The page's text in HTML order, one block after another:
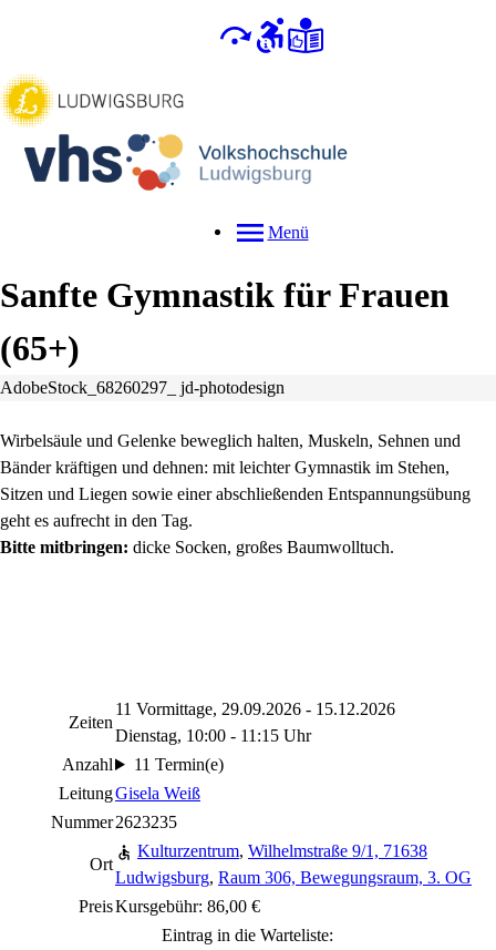
Menü
Sanfte Gymnastik für Frauen
(65+)
AdobeStock_68260297_ jd-photodesign
Wirbelsäule und Gelenke beweglich halten, Muskeln, Sehnen und
Bänder kräftigen und dehnen: mit leichter Gymnastik im Stehen,
Sitzen und Liegen sowie einer abschließenden Entspannungsübung
geht es aufrecht in den Tag.
Bitte mitbringen: dicke Socken, großes Baumwolltuch.
Zeiten
11 Vormittage, 29.09.2026 - 15.12.2026
Dienstag, 10:00 - 11:15 Uhr
Anzahl
11 Termin(e)
LeitungGisela Weiß
Nummer2623235
Ort
Kulturzentrum, Wilhelmstraße 9/1, 71638
Ludwigsburg, Raum 306, Bewegungsraum, 3. OG
PreisKursgebühr: 86,00 €
Eintrag in die Warteliste: